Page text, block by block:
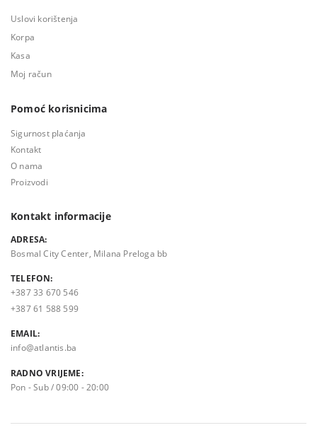
Uslovi korištenja
Korpa
Kasa
Moj račun
Pomoć korisnicima
Sigurnost plaćanja
Kontakt
O nama
Proizvodi
Kontakt informacije
ADRESA:
Bosmal City Center, Milana Preloga bb
TELEFON:
+387 33 670 546
+387 61 588 599
EMAIL:
info@atlantis.ba
RADNO VRIJEME:
Pon - Sub / 09:00 - 20:00